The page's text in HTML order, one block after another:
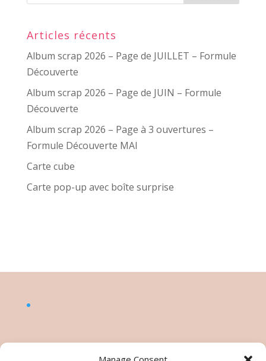
Articles récents
Album scrap 2026 – Page de JUILLET – Formule
Découverte
Album scrap 2026 – Page de JUIN – Formule
Découverte
Album scrap 2026 – Page à 3 ouvertures –
Formule Découverte MAI
Carte cube
Carte pop-up avec boîte surprise